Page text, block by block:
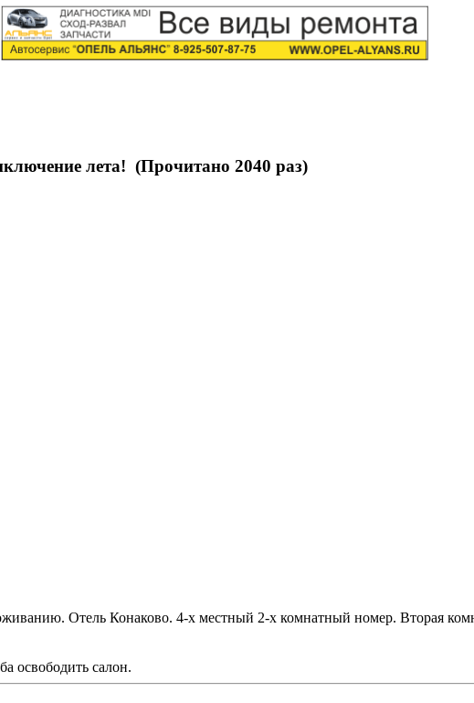
лета! (Прочитано 2040 раз)
Отель Конаково. 4-х местный 2-х комнатный номер. Вторая
освободить салон.